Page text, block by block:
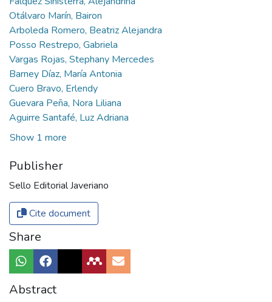
Otálvaro Marín, Bairon
Arboleda Romero, Beatriz Alejandra
Posso Restrepo, Gabriela
Vargas Rojas, Stephany Mercedes
Barney Díaz, María Antonia
Cuero Bravo, Erlendy
Guevara Peña, Nora Liliana
Aguirre Santafé, Luz Adriana
Show 1 more
Publisher
Sello Editorial Javeriano
Cite document
Share
Abstract